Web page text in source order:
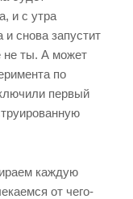
и с утра
снова запустит
не ты. А может
по
первый
каждую
от чего-